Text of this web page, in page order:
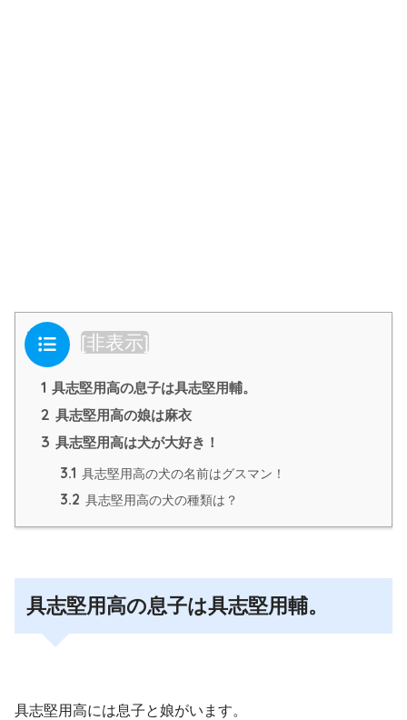
目次 [非表示]
1 具志堅用高の息子は具志堅用輔。
2 具志堅用高の娘は麻衣
3 具志堅用高は犬が大好き！
3.1 具志堅用高の犬の名前はグスマン！
3.2 具志堅用高の犬の種類は？
具志堅用高の息子は具志堅用輔。
具志堅用高には息子と娘がいます。